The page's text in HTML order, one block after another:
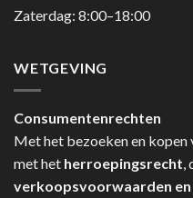
Zaterdag: 8:00–18:00
WETGEVING
Consumentenrechten
Met het bezoeken en kopen
met het herroepingsrecht ,
verkoopsvoorwaarden